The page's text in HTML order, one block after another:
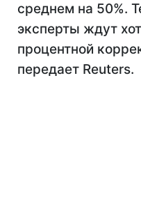
среднем на 50%.
эксперты ждут
процентной
передает Reuters.